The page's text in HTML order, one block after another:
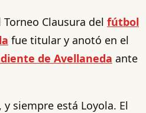
Clausura del fútbol
fue titular y anotó en el
de Avellaneda ante
siempre está Loyola. El